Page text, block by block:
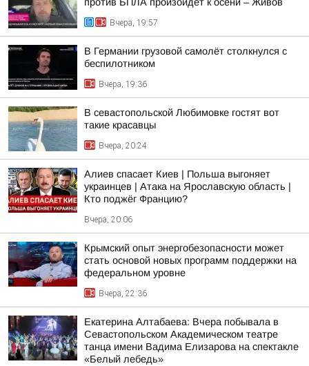
Вчера, 19:57
В Германии грузовой самолёт столкнулся с
беспилотником
Вчера, 19:36
В севастопольской Любимовке гостят вот
такие красавцы
Вчера, 20:24
Алиев спасает Киев | Польша выгоняет
украинцев | Атака на Ярославскую область |
Кто поджёг Францию?
Вчера, 20:06
Крымский опыт энергобезопасности может
стать основой новых программ поддержки на
федеральном уровне
Вчера, 22:36
Екатерина Алтабаева: Вчера побывала в
Севастопольском Академическом театре
танца имени Вадима Елизарова на спектакле
«Белый лебедь»